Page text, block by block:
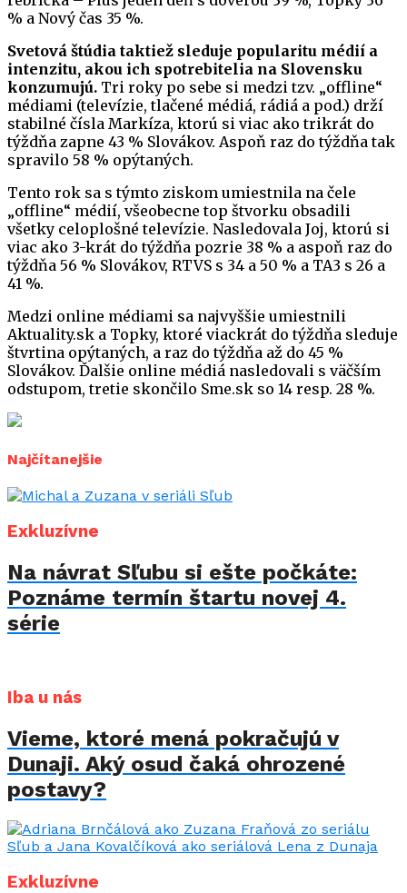
% a Nový čas 35 %.
Svetová štúdia taktiež sleduje popularitu médií a
intenzitu, akou ich spotrebitelia na Slovensku
konzumujú. Tri roky po sebe si medzi tzv. „offline“
médiami (televízie, tlačené médiá, rádiá a pod.) drží
stabilné čísla Markíza, ktorú si viac ako trikrát do
týždňa zapne 43 % Slovákov. Aspoň raz do týždňa tak
spravilo 58 % opýtaných.
Tento rok sa s týmto ziskom umiestnila na čele
„offline“ médií, všeobecne top štvorku obsadili
všetky celoplošné televízie. Nasledovala Joj, ktorú si
viac ako 3-krát do týždňa pozrie 38 % a aspoň raz do
týždňa 56 % Slovákov, RTVS s 34 a 50 % a TA3 s 26 a
41 %.
Medzi online médiami sa najvyššie umiestnili
Aktuality.sk a Topky, ktoré viackrát do týždňa sleduje
štvrtina opýtaných, a raz do týždňa až do 45 %
Slovákov. Ďalšie online médiá nasledovali s väčším
odstupom, tretie skončilo Sme.sk so 14 resp. 28 %.
Najčítanejšie
Exkluzívne
Na návrat Sľubu si ešte počkáte:
Poznáme termín štartu novej 4.
série
Iba u nás
Vieme, ktoré mená pokračujú v
Dunaji. Aký osud čaká ohrozené
postavy?
Exkluzívne